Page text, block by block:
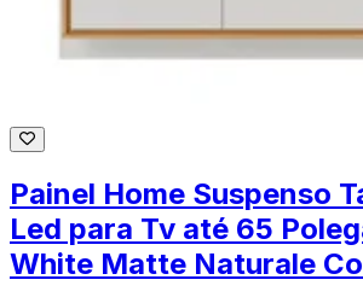
Painel Home Suspenso
Led para Tv até 65
White Matte Naturale